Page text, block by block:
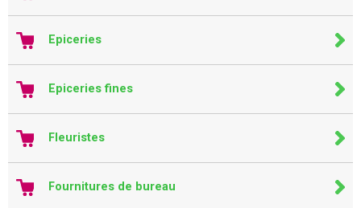
Epiceries
Epiceries fines
Fleuristes
Fournitures de bureau